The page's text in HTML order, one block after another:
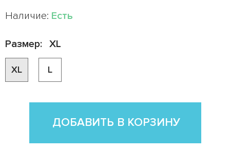
Наличие: Есть
Размер: XL
XL L
ДОБАВИТЬ В КОРЗИНУ